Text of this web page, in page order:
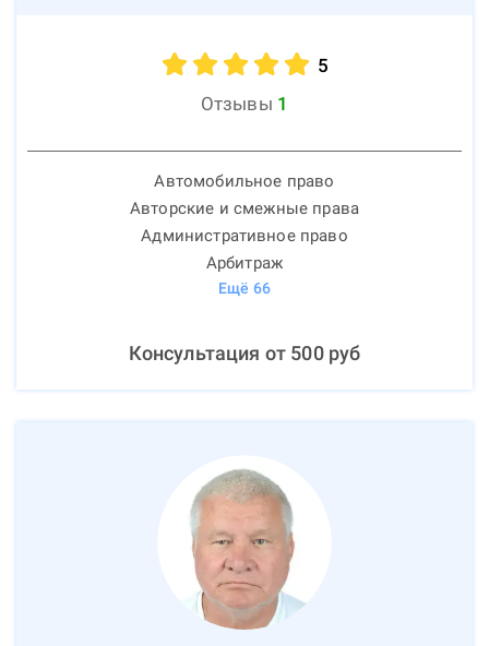
5
Отзывы 1
Автомобильное право
Авторские и смежные права
Административное право
Арбитраж
Ещё 66
Консультация от 500руб